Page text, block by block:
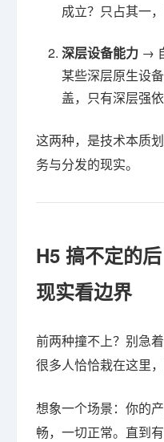
成立？只占其一
深层设备能力 →
某些深层原生设
盖，只有深层强
这两种，是技术本质
务与分发的现实。
H5 搞不定的
现实看边界
前两种撞不上？别急
很多人恰恰栽在这里
想象一个场景：你的
畅，一切正常。直到